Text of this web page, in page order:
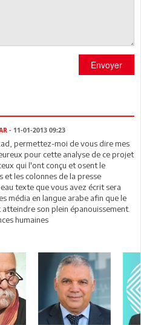
Envoyer
- 11-01-2013 09:23
permettez-moi de vous dire mes
pour cette analyse de ce projet
qui l'ont conçu et osent le
et les colonnes de la presse
texte que vous avez écrit sera
média en langue arabe afin que le
son plein épanouissement.
humaines